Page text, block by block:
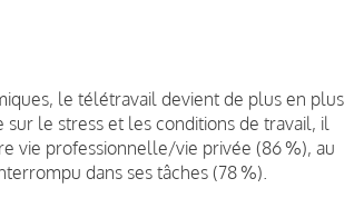
le télétravail devient de plus en plus
le stress et les conditions de travail, il
vie professionnelle/vie privée (86 %), au
dans ses tâches (78 %).